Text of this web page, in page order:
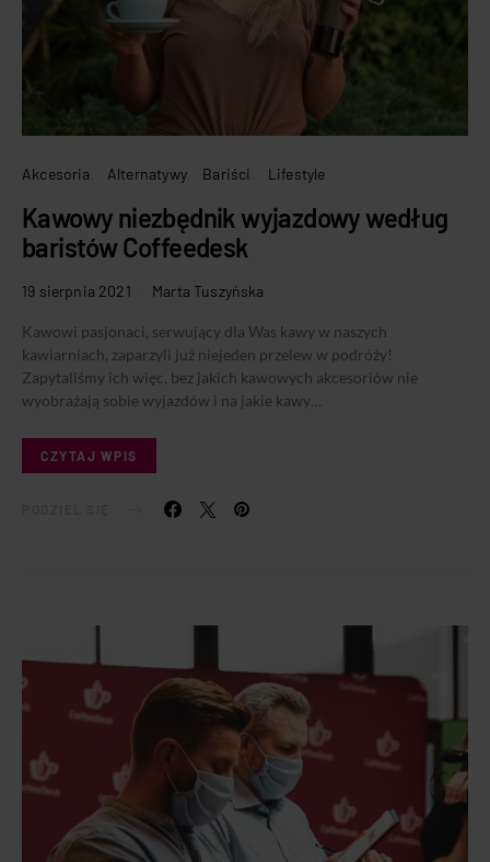
Akcesoria Alternatywy Bariści Lifestyle
Kawowy niezbędnik wyjazdowy według
baristów Coffeedesk
19 sierpnia 2021 Marta Tuszyńska
Kawowi pasjonaci, serwujący dla Was kawy w naszych
kawiarniach, zaparzyli już niejeden przelew w podróży!
Zapytaliśmy ich więc, bez jakich kawowych akcesoriów nie
wyobrażają sobie wyjazdów i na jakie kawy…
CZYTAJ WPIS